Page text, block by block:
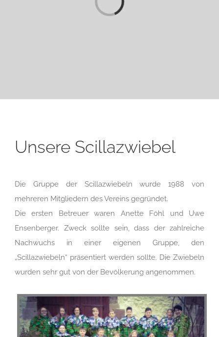
Unsere Scillazwiebel
Die Gruppe der Scillazwiebeln wurde 1988 von
mehreren Mitgliedern des Vereins gegründet.
Die ersten Betreuer waren Anette Föhl und Uwe
Ensenberger. Zweck sollte sein, dass der zahlreiche
Nachwuchs in einer eigenen Gruppe, den
„Scillazwiebeln“ präsentiert werden sollte. Die Zwiebeln
wurden sehr gut von der Bevölkerung angenommen.